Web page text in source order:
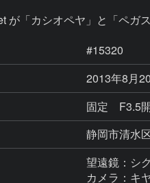
が「カシオペヤ」と「ペガ
#15320
2013年8月
固定 F3.5
静岡市清水
望遠鏡：シ
カメラ：キ